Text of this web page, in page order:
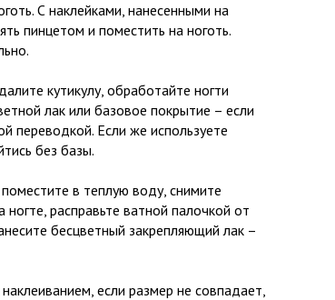
С наклейками, нанесенными на
пинцетом и поместить на ноготь.
кутикулу, обработайте ногти
лак или базовое покрытие – если
переводкой. Если же используете
без базы.
в теплую воду, снимите
расправьте ватной палочкой от
бесцветный закрепляющий лак –
если размер не совпадает,